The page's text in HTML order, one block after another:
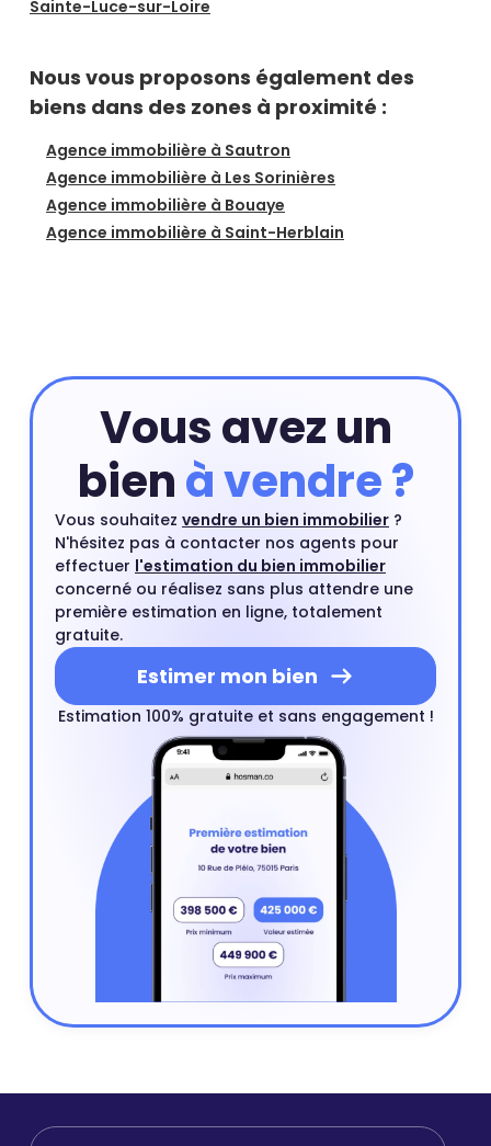
Sainte-Luce-sur-Loire
Nous vous proposons également des
biens dans des zones à proximité :
Agence immobilière à Sautron
Agence immobilière à Les Sorinières
Agence immobilière à Bouaye
Agence immobilière à Saint-Herblain
Vous avez un
bienà vendre ?
Vous souhaitez vendre un bien immobilier ?
N'hésitez pas à contacter nos agents pour
effectuer l'estimation du bien immobilier
concerné ou réalisez sans plus attendre une
première estimation en ligne, totalement
gratuite.
Estimer mon bien
Estimation 100% gratuite et sans engagement !